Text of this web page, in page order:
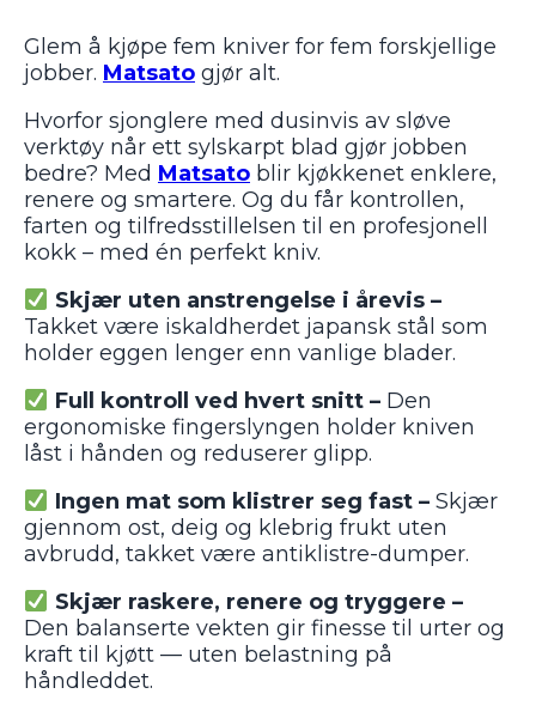
Glem å kjøpe fem kniver for fem forskjellige
jobber. Matsato gjør alt.
Hvorfor sjonglere med dusinvis av sløve
verktøy når ett sylskarpt blad gjør jobben
bedre? Med Matsato blir kjøkkenet enklere,
renere og smartere. Og du får kontrollen,
farten og tilfredsstillelsen til en profesjonell
kokk – med én perfekt kniv.
Skjær uten anstrengelse i årevis –
Takket være iskaldherdet japansk stål som
holder eggen lenger enn vanlige blader.
Full kontroll ved hvert snitt –Den
ergonomiske fingerslyngen holder kniven
låst i hånden og reduserer glipp.
Ingen mat som klistrer seg fast –Skjær
gjennom ost, deig og klebrig frukt uten
avbrudd, takket være antiklistre-dumper.
Skjær raskere, renere og tryggere –
Den balanserte vekten gir finesse til urter og
kraft til kjøtt — uten belastning på
håndleddet.